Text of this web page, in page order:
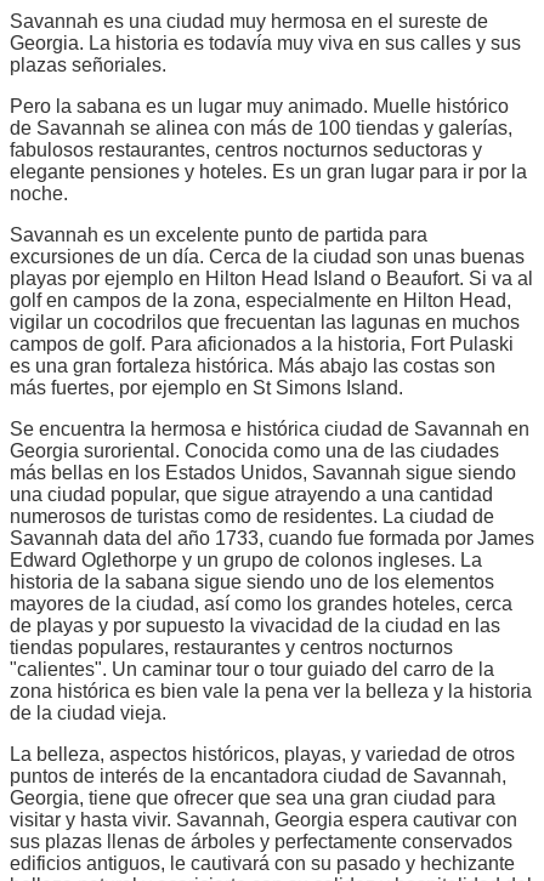
Savannah es una ciudad muy hermosa en el sureste de
Georgia. La historia es todavía muy viva en sus calles y sus
plazas señoriales.
Pero la sabana es un lugar muy animado. Muelle histórico
de Savannah se alinea con más de 100 tiendas y galerías,
fabulosos restaurantes, centros nocturnos seductoras y
elegante pensiones y hoteles. Es un gran lugar para ir por la
noche.
Savannah es un excelente punto de partida para
excursiones de un día. Cerca de la ciudad son unas buenas
playas por ejemplo en Hilton Head Island o Beaufort. Si va al
golf en campos de la zona, especialmente en Hilton Head,
vigilar un cocodrilos que frecuentan las lagunas en muchos
campos de golf. Para aficionados a la historia, Fort Pulaski
es una gran fortaleza histórica. Más abajo las costas son
más fuertes, por ejemplo en St Simons Island.
Se encuentra la hermosa e histórica ciudad de Savannah en
Georgia suroriental. Conocida como una de las ciudades
más bellas en los Estados Unidos, Savannah sigue siendo
una ciudad popular, que sigue atrayendo a una cantidad
numerosos de turistas como de residentes. La ciudad de
Savannah data del año 1733, cuando fue formada por James
Edward Oglethorpe y un grupo de colonos ingleses. La
historia de la sabana sigue siendo uno de los elementos
mayores de la ciudad, así como los grandes hoteles, cerca
de playas y por supuesto la vivacidad de la ciudad en las
tiendas populares, restaurantes y centros nocturnos
"calientes". Un caminar tour o tour guiado del carro de la
zona histórica es bien vale la pena ver la belleza y la historia
de la ciudad vieja.
La belleza, aspectos históricos, playas, y variedad de otros
puntos de interés de la encantadora ciudad de Savannah,
Georgia, tiene que ofrecer que sea una gran ciudad para
visitar y hasta vivir. Savannah, Georgia espera cautivar con
sus plazas llenas de árboles y perfectamente conservados
edificios antiguos, le cautivará con su pasado y hechizante